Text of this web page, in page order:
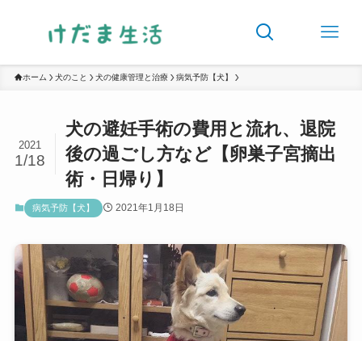
ホーム 犬のこと 犬の健康管理と治療 病気予防【犬】
犬の避妊手術の費用と流れ、退院
後の過ごし方など【卵巣子宮摘出
術・日帰り】
2021
1/18
病気予防【犬】 2021年1月18日